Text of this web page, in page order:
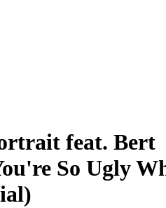
feat. Bert
So Ugly